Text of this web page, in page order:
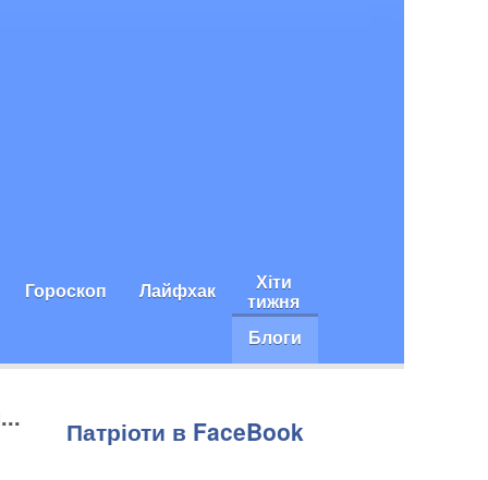
Гороскоп Лайфхак Хіти
тижня
Блоги
Патріоти в FaceBook